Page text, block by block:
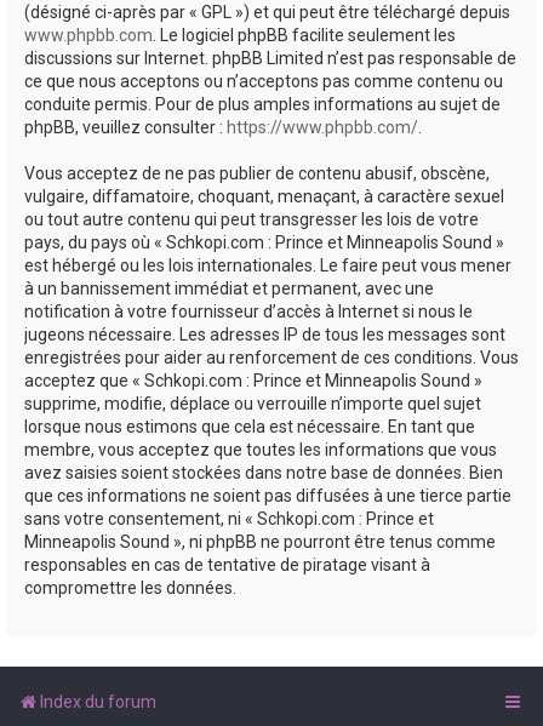
(désigné ci-après par « GPL ») et qui peut être téléchargé depuis
www.phpbb.com . Le logiciel phpBB facilite seulement les
discussions sur Internet. phpBB Limited n’est pas responsable de
ce que nous acceptons ou n’acceptons pas comme contenu ou
conduite permis. Pour de plus amples informations au sujet de
phpBB, veuillez consulter : https://www.phpbb.com/
Vous acceptez de ne pas publier de contenu abusif, obscène,
vulgaire, diffamatoire, choquant, menaçant, à caractère sexuel
ou tout autre contenu qui peut transgresser les lois de votre
pays, du pays où « Schkopi.com : Prince et Minneapolis Sound »
est hébergé ou les lois internationales. Le faire peut vous mener
à un bannissement immédiat et permanent, avec une
notification à votre fournisseur d’accès à Internet si nous le
jugeons nécessaire. Les adresses IP de tous les messages sont
enregistrées pour aider au renforcement de ces conditions. Vous
acceptez que « Schkopi.com : Prince et Minneapolis Sound »
supprime, modifie, déplace ou verrouille n’importe quel sujet
lorsque nous estimons que cela est nécessaire. En tant que
membre, vous acceptez que toutes les informations que vous
avez saisies soient stockées dans notre base de données. Bien
que ces informations ne soient pas diffusées à une tierce partie
sans votre consentement, ni « Schkopi.com : Prince et
Minneapolis Sound », ni phpBB ne pourront être tenus comme
responsables en cas de tentative de piratage visant à
compromettre les données.
Index du forum